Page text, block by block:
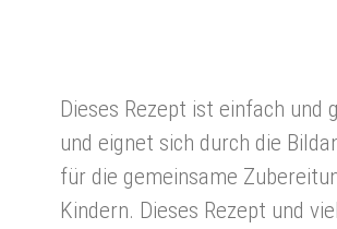
Dieses Rezept ist einfach und
und eignet sich durch die
für die gemeinsame
Kindern. Dieses Rezept und